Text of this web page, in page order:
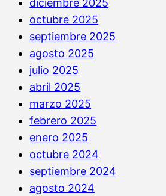
diciembre 2025
octubre 2025
septiembre 2025
agosto 2025
julio 2025
abril 2025
marzo 2025
febrero 2025
enero 2025
octubre 2024
septiembre 2024
agosto 2024